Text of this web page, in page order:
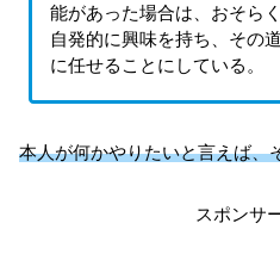
能があった場合は、おそら
自発的に興味を持ち、その
に任せることにしている。
本人が何かやりたいと言えば、
スポンサ